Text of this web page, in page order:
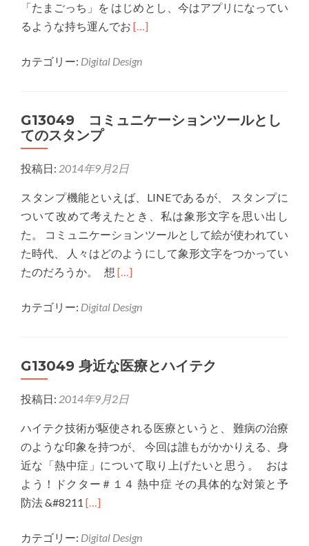
「たまごっち」を はじめとし、今はアプリになってい
るような持ち運んでお Read
about
ァ
る
次
世
代
ス
成
[…]
カテゴリー: Digital Design
G13049 コミュニケーションツールとし
てのスタンプ
投稿日: 2014年9月2日
スタンプ機能といえば、LINEであるが、 スタンプに
ついて改めて考えたとき、私は象形文字を思い出し
た。 コミュニケーションツールとして絵が使われてい
た時代、 人々はどのようにして象形文字をつかってい
たのだろうか。 想 Read
about
ミ
ニ
ー
シ
ー
[…]
カテゴリー: Digital Design
G13049 身近な医療とハイテク
投稿日: 2014年9月2日
ハイテク技術が駆使される医療というと、 難病の治療
のような印象を持つが、 今回は誰もがかかりえる、身
近な「熱中症」について取り上げたいと思う。 おは
よう！ドクター＃１４ 熱中症 その具体的な対策と予
防法 &#8211 Read
about
[…]
カテゴリー: Digital Design